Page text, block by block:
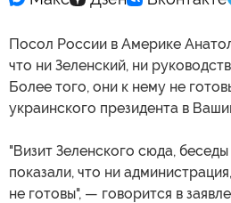
Посол России в Америке
что ни Зеленский, ни
Более того, они к нему не
украинского президента в
"Визит Зеленского сюда,
показали, что ни
не готовы", — говорится в